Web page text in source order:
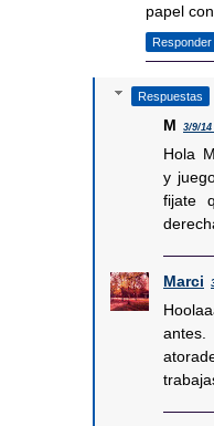
papel
Responder
Respuestas
M 3/9/14
Hola
y
fijate
Marci
antes.